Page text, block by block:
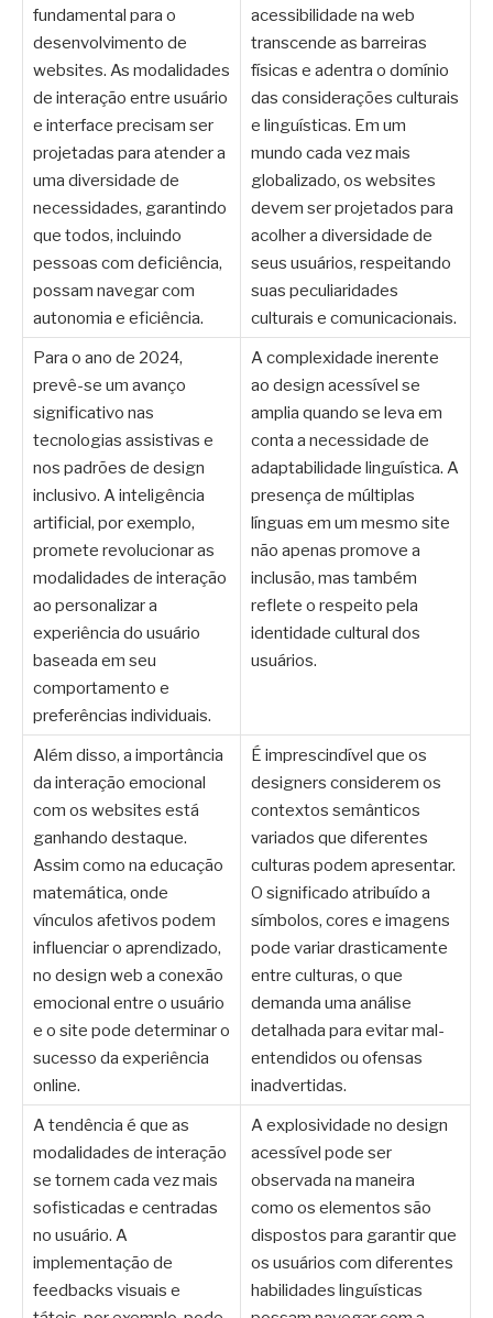
fundamental para o
desenvolvimento de
websites. As modalidades
de interação entre usuário
e interface precisam ser
projetadas para atender a
uma diversidade de
necessidades, garantindo
que todos, incluindo
pessoas com deficiência,
possam navegar com
autonomia e eficiência.
acessibilidade na web
transcende as barreiras
físicas e adentra o domínio
das considerações culturais
e linguísticas. Em um
mundo cada vez mais
globalizado, os websites
devem ser projetados para
acolher a diversidade de
seus usuários, respeitando
suas peculiaridades
culturais e comunicacionais.
Para o ano de 2024,
prevê-se um avanço
significativo nas
tecnologias assistivas e
nos padrões de design
inclusivo. A inteligência
artificial, por exemplo,
promete revolucionar as
modalidades de interação
ao personalizar a
experiência do usuário
baseada em seu
comportamento e
preferências individuais.
A complexidade inerente
ao design acessível se
amplia quando se leva em
conta a necessidade de
adaptabilidade linguística. A
presença de múltiplas
línguas em um mesmo site
não apenas promove a
inclusão, mas também
reflete o respeito pela
identidade cultural dos
usuários.
Além disso, a importância
da interação emocional
com os websites está
ganhando destaque.
Assim como na educação
matemática, onde
vínculos afetivos podem
influenciar o aprendizado,
no design web a conexão
emocional entre o usuário
e o site pode determinar o
sucesso da experiência
online.
É imprescindível que os
designers considerem os
contextos semânticos
variados que diferentes
culturas podem apresentar.
O significado atribuído a
símbolos, cores e imagens
pode variar drasticamente
entre culturas, o que
demanda uma análise
detalhada para evitar mal-
entendidos ou ofensas
inadvertidas.
A tendência é que as
modalidades de interação
se tornem cada vez mais
sofisticadas e centradas
no usuário. A
implementação de
feedbacks visuais e
A explosividade no design
acessível pode ser
observada na maneira
como os elementos são
dispostos para garantir que
os usuários com diferentes
habilidades linguísticas